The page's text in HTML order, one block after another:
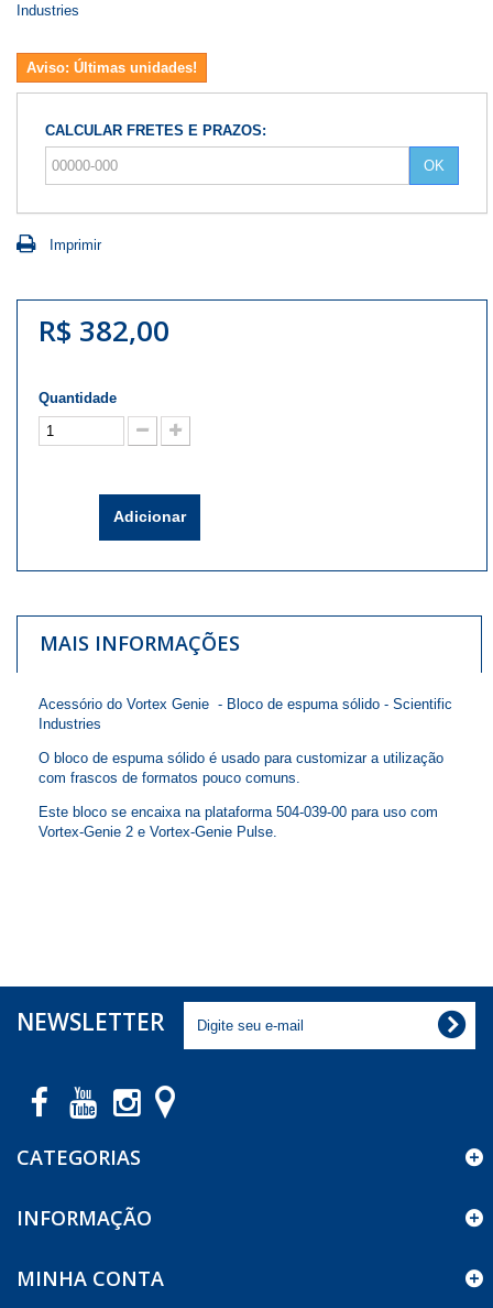
Industries
Aviso: Últimas unidades!
CALCULAR FRETES E PRAZOS:
OK
Imprimir
R$ 382,00
Quantidade
Adicionar
MAIS INFORMAÇÕES
Acessório do Vortex Genie - Bloco de espuma sólido - Scientific
Industries
O bloco de espuma sólido é usado para customizar a utilização
com frascos de formatos pouco comuns.
Este bloco se encaixa na plataforma 504-039-00 para uso com
Vortex-Genie 2 e Vortex-Genie Pulse.
NEWSLETTER
CATEGORIAS
INFORMAÇÃO
MINHA CONTA